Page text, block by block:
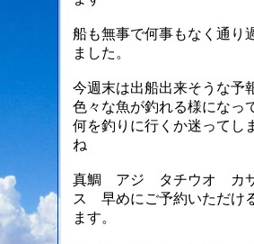
船も無事で何事もなく通り
ました。
今週末は出船出来そうな予
色々な魚が釣れる様になっ
何を釣りに行くか迷ってし
ね
真鯛 アジ タチウオ カ
ス 早めにご予約いただけ
ます。